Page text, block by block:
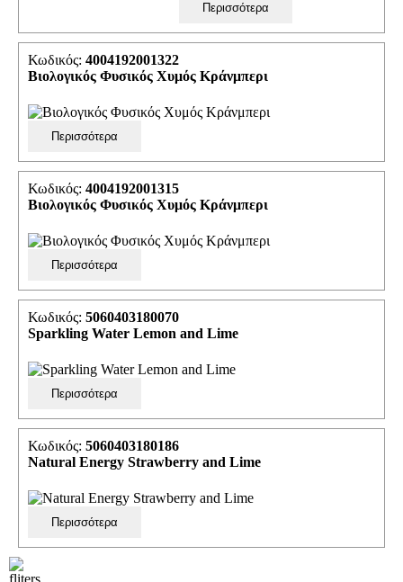
Περισσότερα
Κωδικός: 4004192001322
Βιολογικός Φυσικός Χυμός Κράνμπερι
Περισσότερα
Κωδικός: 4004192001315
Βιολογικός Φυσικός Χυμός Κράνμπερι
Περισσότερα
Κωδικός: 5060403180070
Sparkling Water Lemon and Lime
Περισσότερα
Κωδικός: 5060403180186
Natural Energy Strawberry and Lime
Περισσότερα